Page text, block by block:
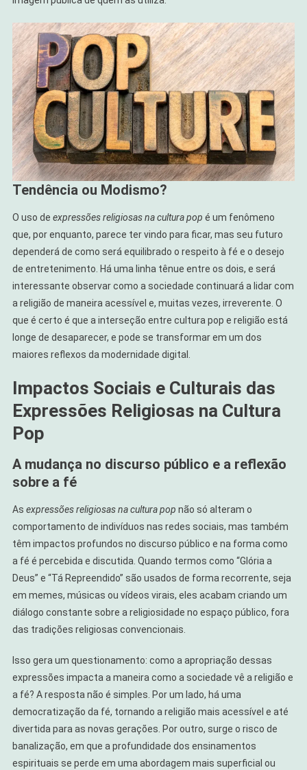
Tendência ou Modismo?
O uso de expressões religiosas na cultura pop é um fenômeno
que, por enquanto, parece ter vindo para ficar, mas seu futuro
dependerá de como será equilibrado o respeito à fé e o desejo
de entretenimento. Há uma linha tênue entre os dois, e será
interessante observar como a sociedade continuará a lidar com
a religião de maneira acessível e, muitas vezes, irreverente. O
que é certo é que a interseção entre cultura pop e religião está
longe de desaparecer, e pode se transformar em um dos
maiores reflexos da modernidade digital.
Impactos Sociais e Culturais das
Expressões Religiosas na Cultura
Pop
A mudança no discurso público e a reflexão
sobre a fé
As expressões religiosas na cultura pop não só alteram o
comportamento de indivíduos nas redes sociais, mas também
têm impactos profundos no discurso público e na forma como
a fé é percebida e discutida. Quando termos como “Glória a
Deus” e “Tá Repreendido” são usados de forma recorrente, seja
em memes, músicas ou vídeos virais, eles acabam criando um
diálogo constante sobre a religiosidade no espaço público, fora
das tradições religiosas convencionais.
Isso gera um questionamento: como a apropriação dessas
expressões impacta a maneira como a sociedade vê a religião e
a fé? A resposta não é simples. Por um lado, há uma
democratização da fé, tornando a religião mais acessível e até
divertida para as novas gerações. Por outro, surge o risco de
banalização, em que a profundidade dos ensinamentos
espirituais se perde em uma abordagem mais superficial ou